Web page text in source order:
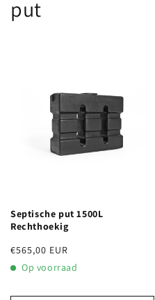
put
Septische put 1500L
Rechthoekig
Normale
prijs
€565,00 EUR
Op voorraad